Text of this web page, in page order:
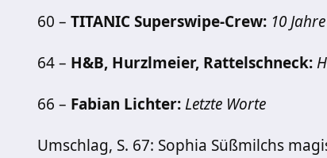
60 – TITANIC Superswipe-Crew: 10
64 – H&B, Hurzlmeier, Rattelschneck:
66 – Fabian Lichter:Letzte Worte
Umschlag, S. 67: Sophia Süßmilchs